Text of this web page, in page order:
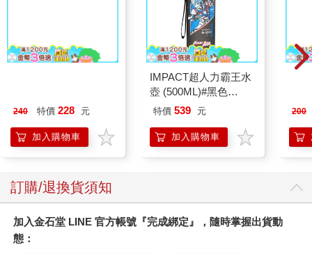
需要你改變自己的底線去維持。
了解自己的底線
人在降臨人世和離開這個世界時都是一個人。這是真理，但人活
既然我們無法擺脫人際關係，當然要努力建立能夠帶來喜悅的關
係，而不是會帶來煩惱的關係。
但是，人的煩惱中，人際關係的煩惱占了大多數。
因為我們往往會在意別人更甚於我們自己。
從第一次見面的時候開始，就開始將焦點放在對方身上。「不知
道這個人是怎樣的人？」、「不知道個性怎麼樣？」、「不知道
價值觀、興趣是否和我一樣」，甚至思考「不知道我會不會喜歡
240 特價 228 元
加入購物車
IMPACT超人力霸王水
壺 (500ML)#黑色
IMUTB01BK
特價 539 元
加入購物車
200
訂購/退換貨須知
加入金石堂 LINE 官方帳號『完成綁定』，隨時掌握出貨動
態：